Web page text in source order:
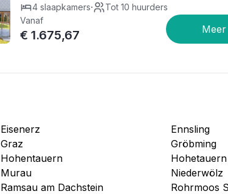
4 slaapkamers·
Tot 10 huurders
Vanaf
€ 1.675,67
Eisenerz
Ennsling
Graz
Gröbming
Hohentauern
Hohetauern
Murau
Niederwölz
Ramsau am Dachstein
Rohrmoos